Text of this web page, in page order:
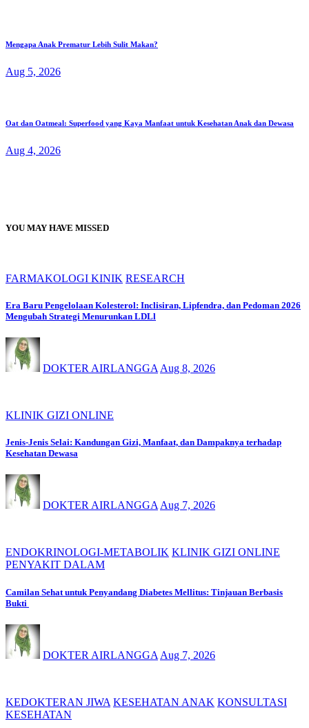
Mengapa Anak Prematur Lebih Sulit Makan?
Aug 5, 2026
Oat dan Oatmeal: Superfood yang Kaya Manfaat untuk Kesehatan Anak dan Dewasa
Aug 4, 2026
YOU MAY HAVE MISSED
FARMAKOLOGI KINIK RESEARCH
Era Baru Pengelolaan Kolesterol: Inclisiran, Lipfendra, dan Pedoman 2026
Mengubah Strategi Menurunkan LDLl
DOKTER AIRLANGGA Aug 8, 2026
KLINIK GIZI ONLINE
Jenis-Jenis Selai: Kandungan Gizi, Manfaat, dan Dampaknya terhadap
Kesehatan Dewasa
DOKTER AIRLANGGA Aug 7, 2026
ENDOKRINOLOGI-METABOLIK KLINIK GIZI ONLINE
PENYAKIT DALAM
Camilan Sehat untuk Penyandang Diabetes Mellitus: Tinjauan Berbasis
Bukti
DOKTER AIRLANGGA Aug 7, 2026
KEDOKTERAN JIWA KESEHATAN ANAK KONSULTASI
KESEHATAN